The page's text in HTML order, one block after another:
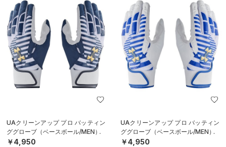
UAクリーンアップ プロ バッティン
ググローブ（ベースボール/MEN）
￥4,950
UAクリーンアップ プロ バッティン
ググローブ（ベースボール/MEN）
￥4,950